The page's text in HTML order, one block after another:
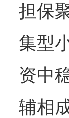
担保
集型
资中
辅相